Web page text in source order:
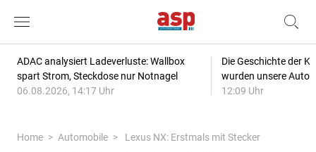
ADAC analysiert Ladeverluste: Wallbox
spart Strom, Steckdose nur Notnagel
06.08.2026, 14:17 Uhr
Die Geschichte der
wurden unsere
12:09 Uhr
Home Automobile Lexus NX: Erstmals mit Stecker